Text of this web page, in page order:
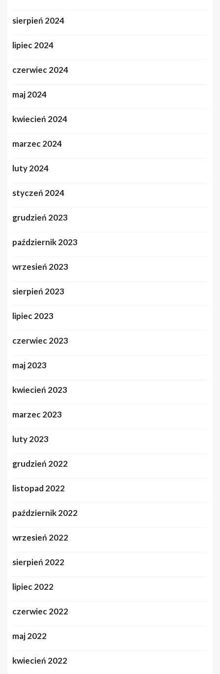
sierpień 2024
lipiec 2024
czerwiec 2024
maj 2024
kwiecień 2024
marzec 2024
luty 2024
styczeń 2024
grudzień 2023
październik 2023
wrzesień 2023
sierpień 2023
lipiec 2023
czerwiec 2023
maj 2023
kwiecień 2023
marzec 2023
luty 2023
grudzień 2022
listopad 2022
październik 2022
wrzesień 2022
sierpień 2022
lipiec 2022
czerwiec 2022
maj 2022
kwiecień 2022